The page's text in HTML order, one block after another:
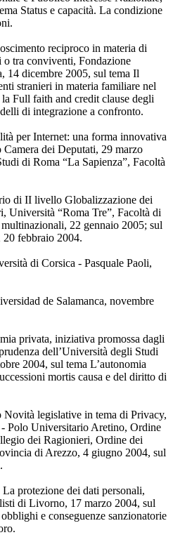
Status e capacità. La condizione
reciproco in materia di
tra conviventi, Fondazione
14 dicembre 2005, sul tema Il
stranieri in materia familiare nel
Full faith and credit clause degli
di integrazione a confronto.
per Internet: una forma innovativa
Camera dei Deputati, 29 marzo
di Roma “La Sapienza”, Facoltà
di II livello Globalizzazione dei
Università “Roma Tre”, Facoltà di
22 gennaio 2005; sul
febbraio 2004.
di Corsica - Pasquale Paoli,
de Salamanca, novembre
privata, iniziativa promossa dagli
dell’Università degli Studi
2004, sul tema L’autonomia
mortis causa e del diritto di
legislative in tema di Privacy,
Polo Universitario Aretino, Ordine
dei Ragionieri, Ordine dei
di Arezzo, 4 giugno 2004, sul
protezione dei dati personali,
di Livorno, 17 marzo 2004, sul
e conseguenze sanzionatorie